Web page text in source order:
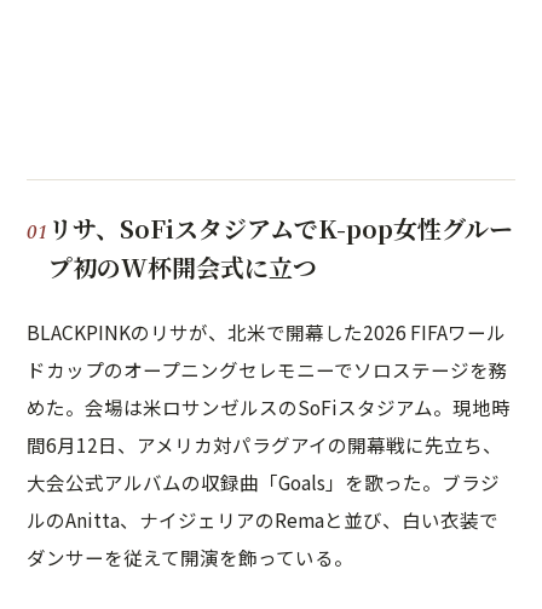
リサ、SoFiスタジアムでK-pop女性グルー
プ初のW杯開会式に立つ
BLACKPINKのリサが、北米で開幕した2026 FIFAワール
ドカップのオープニングセレモニーでソロステージを務
めた。会場は米ロサンゼルスのSoFiスタジアム。現地時
間6月12日、アメリカ対パラグアイの開幕戦に先立ち、
大会公式アルバムの収録曲「Goals」を歌った。ブラジ
ルのAnitta、ナイジェリアのRemaと並び、白い衣装で
ダンサーを従えて開演を飾っている。